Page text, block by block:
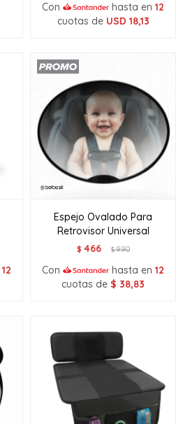
Con hasta en 12
cuotas de USD 18,13
12
Espejo Ovalado Para
Retrovisor Universal
$ 466 $990
Con hasta en 12
cuotas de $ 38,83